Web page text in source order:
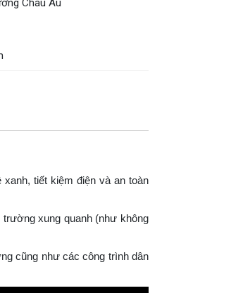
tiết kiệm điện và an toàn
xung quanh (như không
cũng như các công trình dân